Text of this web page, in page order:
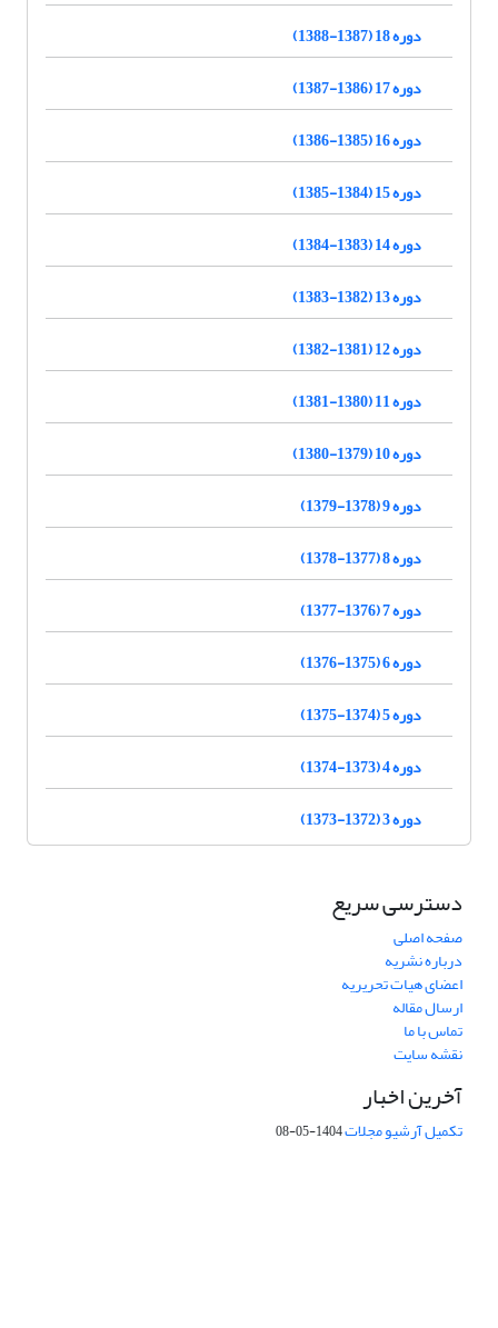
دوره 18 (1387-1388)
دوره 17 (1386-1387)
دوره 16 (1385-1386)
دوره 15 (1384-1385)
دوره 14 (1383-1384)
دوره 13 (1382-1383)
دوره 12 (1381-1382)
دوره 11 (1380-1381)
دوره 10 (1379-1380)
دوره 9 (1378-1379)
دوره 8 (1377-1378)
دوره 7 (1376-1377)
دوره 6 (1375-1376)
دوره 5 (1374-1375)
دوره 4 (1373-1374)
دوره 3 (1372-1373)
دسترسی سریع
صفحه اصلی
درباره نشریه
اعضای هیات تحریریه
ارسال مقاله
تماس با ما
نقشه سایت
آخرین اخبار
تکمیل آرشیو مجلات1404-05-08